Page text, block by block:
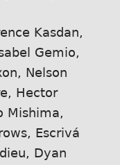
Kasdan,
Gemio,
Nelson
Hector
Mishima,
Escrivá
Dyan